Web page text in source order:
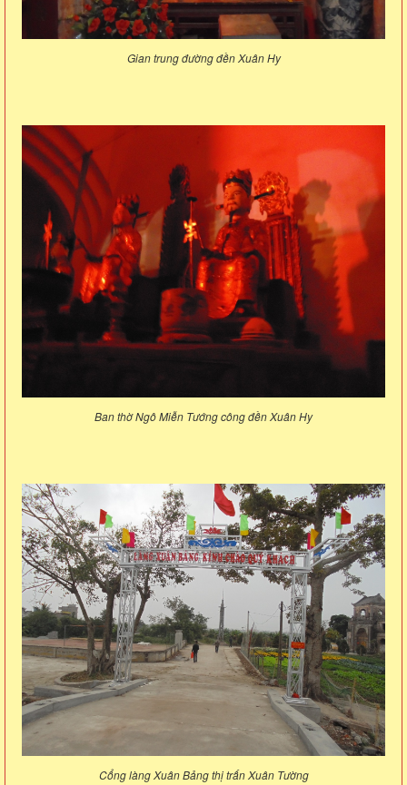
Gian trung đường đền Xuân Hy
Ban thờ Ngô Miễn Tướng công đền Xuân Hy
Cổng làng Xuân Bảng thị trấn Xuân Tường